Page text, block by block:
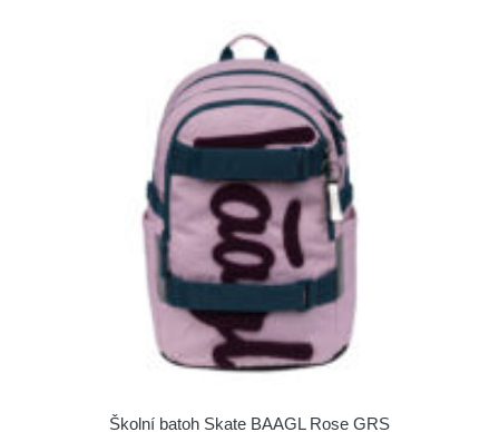
Školní batoh Skate BAAGL Rose GRS